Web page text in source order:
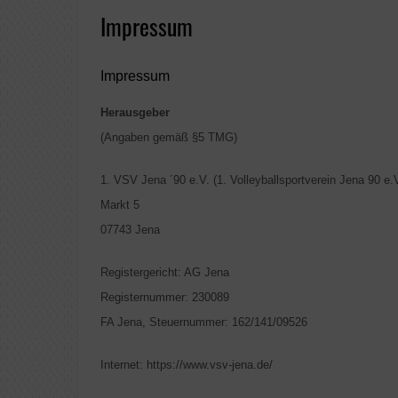
Impressum
Impressum
Herausgeber
(Angaben gemäß §5 TMG)
1. VSV Jena ´90 e.V. (1. Volleyballsportverein Jena 90
Markt 5
07743 Jena
Registergericht: AG Jena
Registernummer: 230089
FA Jena, Steuernummer: 162/141/09526
Internet: https://www.vsv-jena.de/